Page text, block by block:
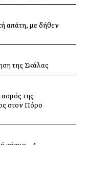
απάτη, με δήθεν
της Σκάλας
της
στον Πόρο
κόσμο – 4